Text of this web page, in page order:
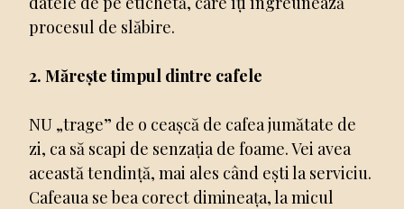
procesul de slăbire.
2. Mărește timpul dintre cafele
NU „trage” de o ceașcă de cafea jumătate de
zi, ca să scapi de senzația de foame. Vei avea
această tendință, mai ales când ești la serviciu.
Cafeaua se bea corect dimineața, la micul